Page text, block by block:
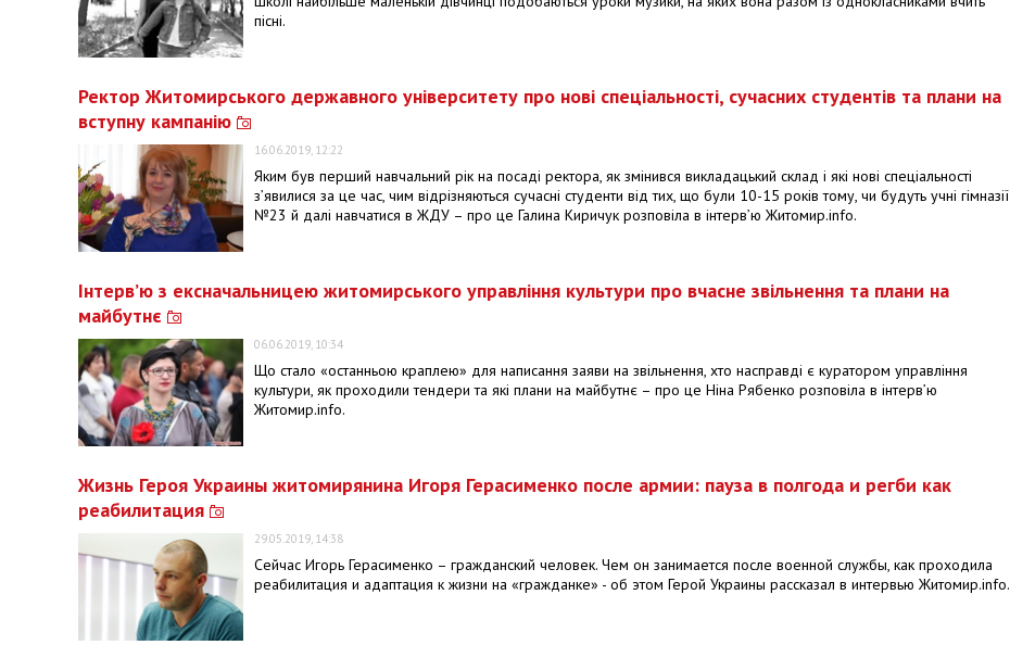
пісні.
Ректор Житомирського державного університету про нові спеціальності, сучасних студентів та плани на
вступну кампанію
16.06.2019, 12:22
Яким був перший навчальний рік на посаді ректора, як змінився викладацький склад і які нові спеціальності
з’явилися за це час, чим відрізняються сучасні студенти від тих, що були 10-15 років тому, чи будуть учні гімназії
№23 й далі навчатися в ЖДУ – про це Галина Киричук розповіла в інтерв’ю Житомир.info.
Інтерв’ю з ексначальницею житомирського управління культури про вчасне звільнення та плани на
майбутнє
06.06.2019, 10:34
Що стало «останньою краплею» для написання заяви на звільнення, хто насправді є куратором управління
культури, як проходили тендери та які плани на майбутнє – про це Ніна Рябенко розповіла в інтерв’ю
Житомир.info.
Жизнь Героя Украины житомирянина Игоря Герасименко после армии: пауза в полгода и регби как
реабилитация
29.05.2019, 14:38
Сейчас Игорь Герасименко – гражданский человек. Чем он занимается после военной службы, как проходила
реабилитация и адаптация к жизни на «гражданке» - об этом Герой Украины рассказал в интервью Житомир.info.